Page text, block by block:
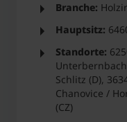
Branche:
Hauptsitz:
Standorte:
Unterbernbach
Schlitz (D),
Chanovice /
(CZ)